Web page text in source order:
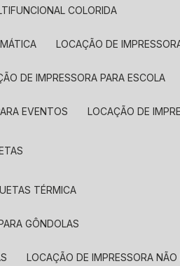
COLORIDA
LOCAÇÃO DE
DE IMPRESSORA PARA ESCOLA
EVENTOS LOCAÇÃO DE
TÉRMICA
GÔNDOLAS
LOCAÇÃO DE IMPRESSORA